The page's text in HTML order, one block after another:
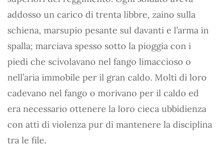
addosso un carico di trenta libbre, zaino sulla
schiena, marsupio pesante sul davanti e l’arma in
spalla; marciava spesso sotto la pioggia con i
piedi che scivolavano nel fango limaccioso o
nell’aria immobile per il gran caldo. Molti di loro
cadevano nel fango o morivano per il caldo ed
era necessario ottenere la loro cieca ubbidienza
con atti di violenza pur di mantenere la disciplina
tra le file.